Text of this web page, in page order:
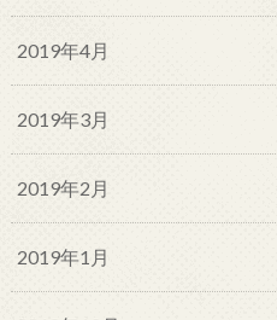
2019年4月
2019年3月
2019年2月
2019年1月